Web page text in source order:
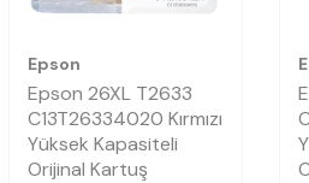
Epson
Epson 26XL T2633
C13T26334020 Kırmızı
Yüksek Kapasiteli
Orijinal Kartuş